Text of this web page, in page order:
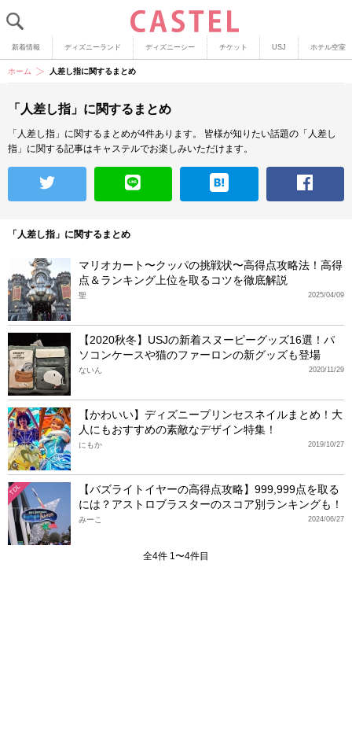
新着情報 ディズニーランド ディズニーシー チケット USJ ホテル空室
ホーム 人差し指に関するまとめ
「人差し指」に関するまとめ
「人差し指」に関するまとめが4件あります。
皆様が知りたい話題の「人差し
指」に関する記事はキャステルでお楽しみいただけます。
「人差し指」に関するまとめ
マリオカート〜クッパの挑戦状〜高得点攻略法！高得
点＆ランキング上位を取るコツを徹底解説
2025/04/09
聖
【2020秋冬】USJの新着スヌーピーグッズ16選！パ
ソコンケースや猫のファーロンの新グッズも登場
2020/11/29
ないん
【かわいい】ディズニープリンセスネイルまとめ！大
人にもおすすめの素敵なデザイン特集！
2019/10/27
にもか
TDL
【バズライトイヤーの高得点攻略】999,999点を取る
には？アストロブラスターのスコア別ランキングも！
2024/06/27
みーこ
全4件 1〜4件目